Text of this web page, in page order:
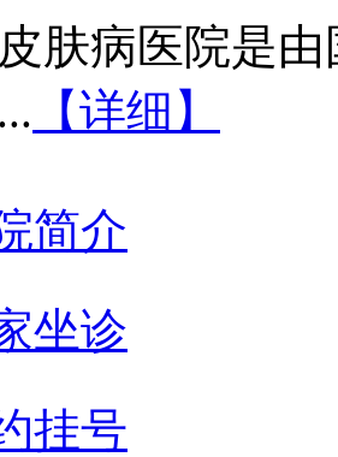
肤病医院是
【详细】
简介
坐诊
挂号